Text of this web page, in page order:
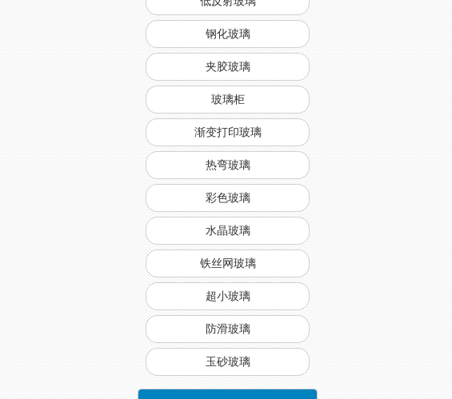
钢化玻璃
夹胶玻璃
玻璃柜
渐变打印玻璃
热弯玻璃
彩色玻璃
水晶玻璃
铁丝网玻璃
超小玻璃
防滑玻璃
玉砂玻璃